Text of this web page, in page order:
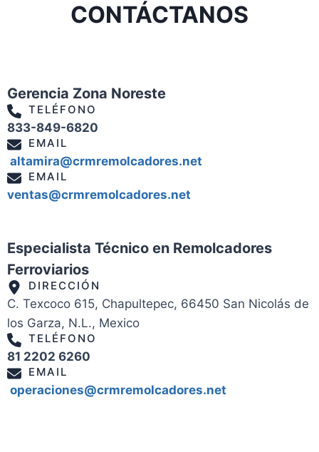
CONTÁCTANOS
Gerencia Zona Noreste
TELÉFONO
833-849-6820
EMAIL
altamira@crmremolcadores.net
EMAIL
ventas@crmremolcadores.net
Especialista Técnico en Remolcadores
Ferroviarios
DIRECCIÓN
C. Texcoco 615, Chapultepec, 66450 San Nicolás de
los Garza, N.L., Mexico
TELÉFONO
81 2202 6260
EMAIL
operaciones@crmremolcadores.net